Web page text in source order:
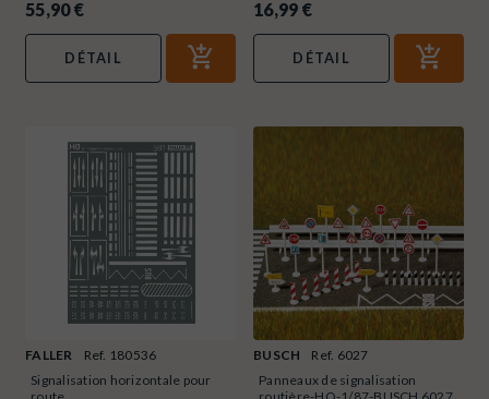
55,90 €
DÉTAIL
16,99 €
DÉTAIL
FALLER
Ref. 180536
Signalisation horizontale pour
BUSCH
Ref. 6027
Panneaux de signalisation